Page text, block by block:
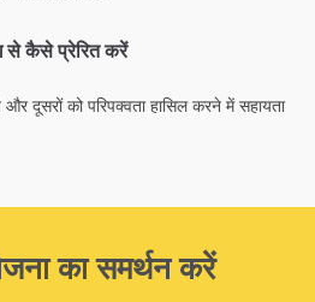
से कैसे प्रेरित करें
दूसरों को परिपक्वता हासिल करने में सहायता
का समर्थन करें